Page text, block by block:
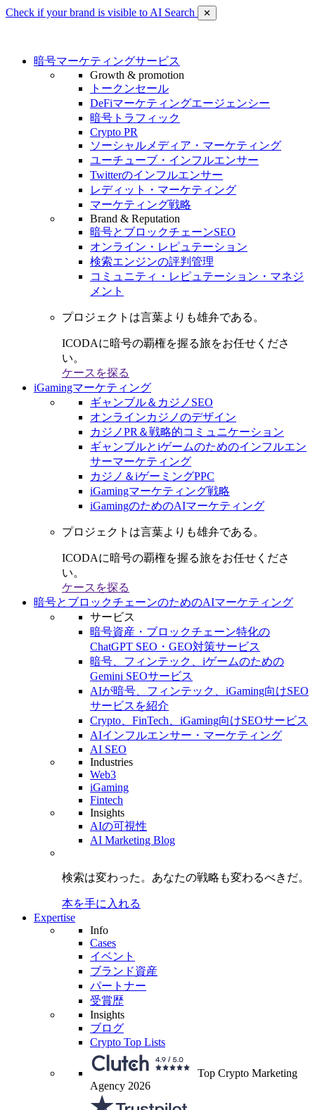
Check if your brand is visible to AI Search ✕
暗号マーケティングサービス
Growth & promotion
トークンセール
DeFiマーケティングエージェンシー
暗号トラフィック
Crypto PR
ソーシャルメディア・マーケティング
ユーチューブ・インフルエンサー
Twitterのインフルエンサー
レディット・マーケティング
マーケティング戦略
Brand & Reputation
暗号とブロックチェーンSEO
オンライン・レピュテーション
検索エンジンの評判管理
コミュニティ・レピュテーション・マネジ
メント
プロジェクトは言葉よりも雄弁である。
ICODAに暗号の覇権を握る旅をお任せくださ
い。
ケースを探る
iGamingマーケティング
ギャンブル＆カジノSEO
オンラインカジノのデザイン
カジノPR＆戦略的コミュニケーション
ギャンブルとiゲームのためのインフルエン
サーマーケティング
カジノ＆iゲーミングPPC
iGamingマーケティング戦略
iGamingのためのAIマーケティング
プロジェクトは言葉よりも雄弁である。
ICODAに暗号の覇権を握る旅をお任せくださ
い。
ケースを探る
暗号とブロックチェーンのためのAIマーケティング
サービス
暗号資産・ブロックチェーン特化の
ChatGPT SEO・GEO対策サービス
暗号、フィンテック、iゲームのための
Gemini SEOサービス
AIが暗号、フィンテック、iGaming向けSEO
サービスを紹介
Crypto、FinTech、iGaming向けSEOサービス
AIインフルエンサー・マーケティング
AI SEO
Industries
Web3
iGaming
Fintech
Insights
AIの可視性
AI Marketing Blog
検索は変わった。 あなたの戦略も変わるべきだ。
本を手に入れる
Expertise
Info
Cases
イベント
ブランド資産
パートナー
受賞歴
Insights
ブログ
Crypto Top Lists
Top Crypto Marketing
Agency 2026